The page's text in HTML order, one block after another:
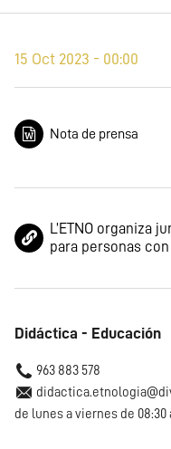
15 Oct 2023 - 00:00
Nota de prensa
L’ETNO organiza
para personas
Didáctica - Educación
963 883 578
de lunes a viernes de 08:30